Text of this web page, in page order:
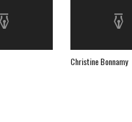
Christine Bonnamy